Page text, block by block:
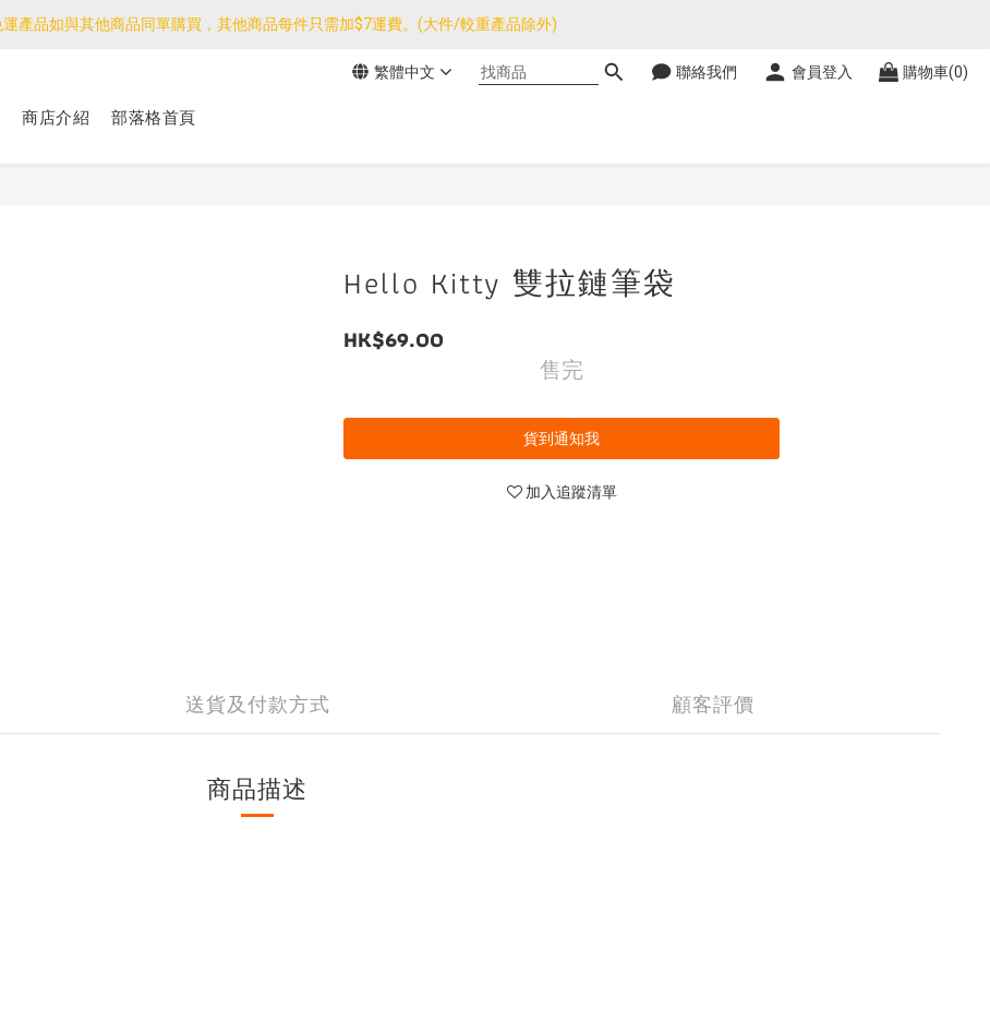
產品如與其他商品同單購買，其他商品每件只需加$7運費。(大件/較重產品除外)
產品如與其他商品同單購買，其他商品每件只需加$7運費。(大件/較重產品除外)
我們團隊由30/7~12/8外訪搜羅新產品，期間網店訂單處理及客服服務暫停，門市正常營業。
產品如與其他商品同單購買，其他商品每件只需加$7運費。(大件/較重產品除外)
繁體中文 聯絡我們 會員登入 購物車(0)
商店介紹 部落格首頁
Hello Kitty 雙拉鏈筆袋
HK$69.00
售完
貨到通知我
加入追蹤清單
送貨及付款方式 顧客評價
商品描述